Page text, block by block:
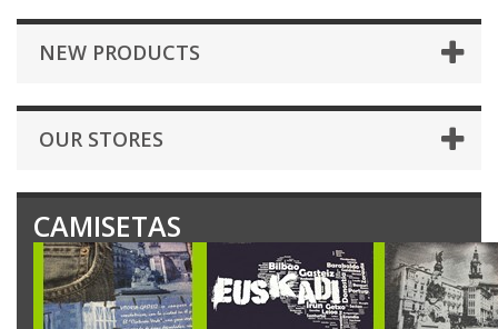
NEW PRODUCTS
OUR STORES
CAMISETAS